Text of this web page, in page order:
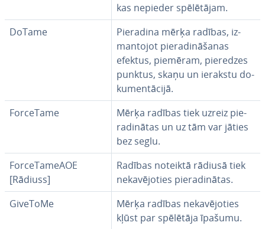
kas nepieder spē­lē­tā­jam.
DoTame
Pieradina mērķa radības, iz­
man­to­jot pie­ra­di­nā­ša­nas
efektus, piemēram, pieredzes
punktus, skaņu un ierakstu do­
ku­men­tā­ci­jā.
ForceTame
Mērķa radības tiek uzreiz pie­
ra­di­nā­tas un uz tām var jāties
bez seglu.
For­ce­Ta­meAOE
[Rādiuss]
Radības noteiktā rādiusā tiek
ne­ka­vē­jo­ties pie­ra­di­nā­tas.
GiveToMe
Mērķa radības ne­ka­vē­jo­ties
kļūst par spēlētāja īpašumu.